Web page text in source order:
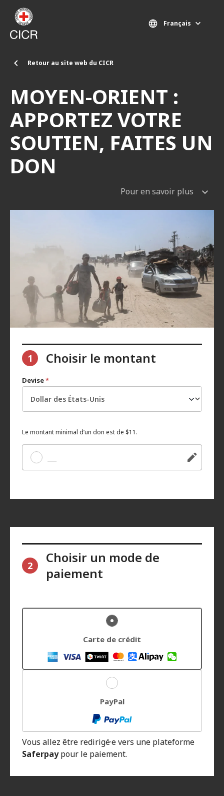
Aller au contenu principal
Retour au site web du CICR
Français
MOYEN-ORIENT :
APPORTEZ VOTRE
SOUTIEN, FAITES UN
DON
Pour en savoir plus
1 Choisir le montant
Devise*
Le montant minimal d’un don est de $11.
Autre
2
Choisir un mode de
paiement
Carte de crédit
PayPal
Vous allez être redirigé·e vers une plateforme
Saferpaypour le paiement.